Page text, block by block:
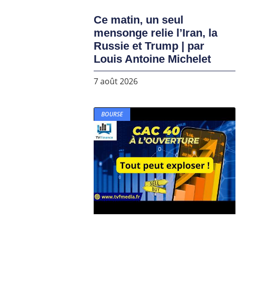
Ce matin, un seul
mensonge relie l’Iran, la
Russie et Trump | par
Louis Antoine Michelet
7 août 2026
BOURSE